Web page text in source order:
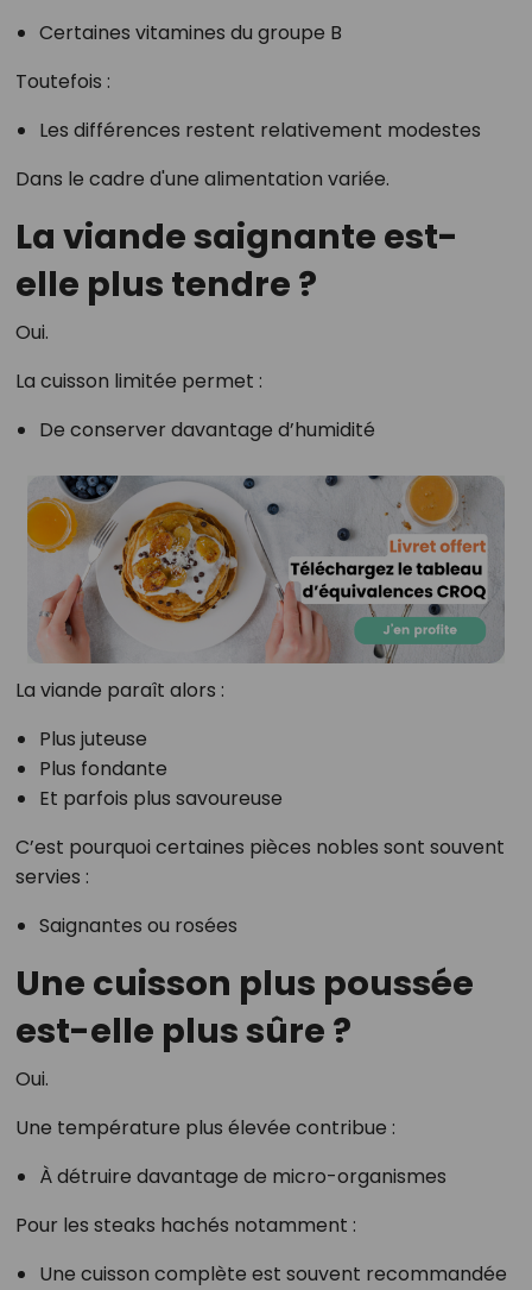
Certaines vitamines du groupe B
Toutefois :
Les différences restent relativement modestes
Dans le cadre d'une alimentation variée.
La viande saignante est-
elle plus tendre ?
Oui.
La cuisson limitée permet :
De conserver davantage d’humidité
La viande paraît alors :
Plus juteuse
Plus fondante
Et parfois plus savoureuse
C’est pourquoi certaines pièces nobles sont souvent
servies :
Saignantes ou rosées
Une cuisson plus poussée
est-elle plus sûre ?
Oui.
Une température plus élevée contribue :
À détruire davantage de micro-organismes
Pour les steaks hachés notamment :
Une cuisson complète est souvent recommandée